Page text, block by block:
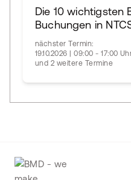
Die 10 wichtigsten
Buchungen in
nächster Termin:
19.10.2026 | 09:00 - 17:00
und 2 weitere Termine